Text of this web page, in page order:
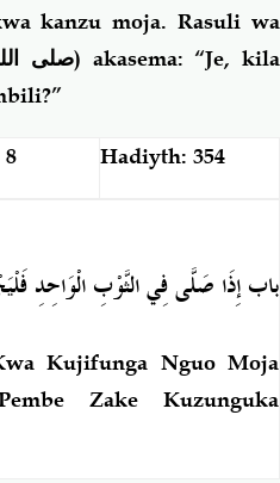
kanzu moja. Rasuli wa
صلى) akasema: “Je, kila
Hadiyth: 354
باب إِذَا صَلَّى فِي الثَّوْبِ الْوَاحِدِ
Kujifunga Nguo Moja
Zake Kuzunguka